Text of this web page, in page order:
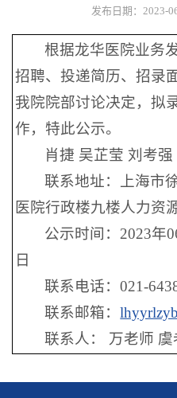
发布日期：2023-
根据龙华医院业务
招聘、投递简历、招录
我院院部讨论决定，拟
作，特此公示。
肖捷 吴芷莹 刘考强
联系地址：上海市
医院行政楼九楼人力资
公示时间：2023年
日
联系电话：021-
联系邮箱：
联系人： 万老师 虞